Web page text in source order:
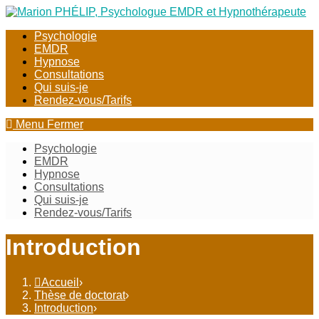
Skip
contentPsychologie
EMDR
Hypnose
Consultations
Qui suis-je
Rendez-vous/Tarifs
Menu Fermer
Psychologie
EMDR
Hypnose
Consultations
Qui suis-je
Rendez-vous/Tarifs
Introduction
Accueil ›
Thèse de doctorat›
Introduction›